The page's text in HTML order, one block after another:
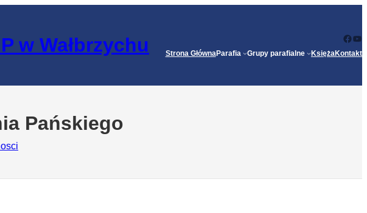
w Wałbrzychu Strona GłównaParafia Grupy parafialne KsiężaKontakt
Pańskiego